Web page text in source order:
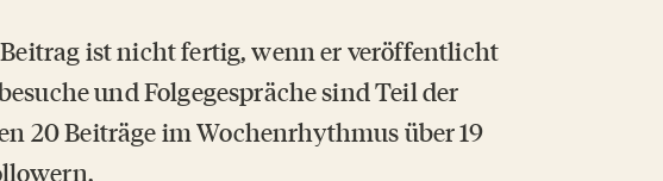
ist nicht fertig, wenn er veröffentlicht
und Folgegespräche sind Teil der
20 Beiträge im Wochenrhythmus über 19